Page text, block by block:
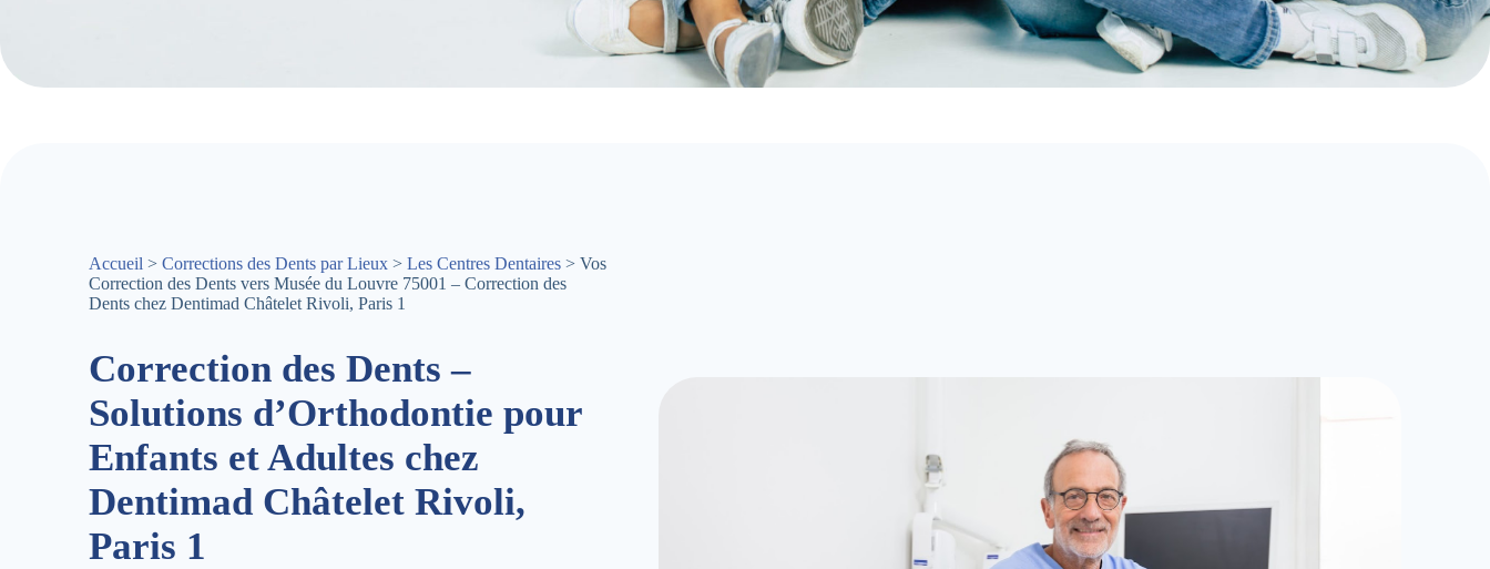
Accueil > Corrections des Dents par Lieux > Les Centres Dentaires > Vos
Correction des Dents vers Musée du Louvre 75001 – Correction des
Dents chez Dentimad Châtelet Rivoli, Paris 1
Correction des Dents –
Solutions d’Orthodontie pour
Enfants et Adultes chez
Dentimad Châtelet Rivoli,
Paris 1